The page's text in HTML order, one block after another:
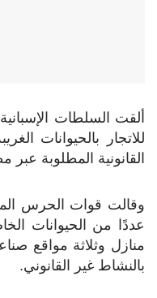
ألقت السلطات
للاتجار بالحيوانات
القانونية المطلوبة عبر
عددًا من الحيوانات
بالنشاط غير القانوني.